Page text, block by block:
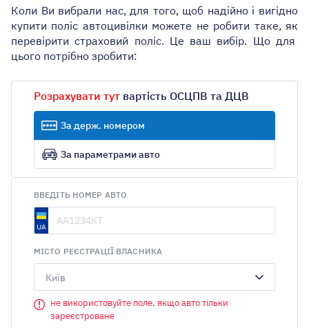
Коли Ви вибрали нас, для того, щоб надійно і вигідно
купити поліс автоцивілки можете не робити таке,як
перевіритистраховий поліс. Це ваш вибір. Що для
цього потрібно зробити:
Розрахувати тут вартість ОСЦПВ та ДЦВ
За держ. номером
За параметрами авто
ВВЕДІТЬ НОМЕР АВТО
МІСТО РЕЄСТРАЦІЇ ВЛАСНИКА
Київ
не використовуйте поле, якщо авто тільки
зареєстроване